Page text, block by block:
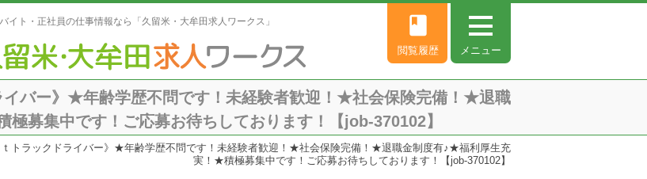
バイト・正社員の仕事情報なら「久留米・大牟田求人ワークス」
メニュー
book
閲覧履歴
イバー》★年齢学歴不問です！未経験者歓迎！★社会保険完備！★退職
募集中です！ご応募お待ちしております！【job-370102】
ｔトラックドライバー》★年齢学歴不問です！未経験者歓迎！★社会保険完備！★退職金制度有♪★福利厚生充
実！★積極募集中です！ご応募お待ちしております！【job-370102】